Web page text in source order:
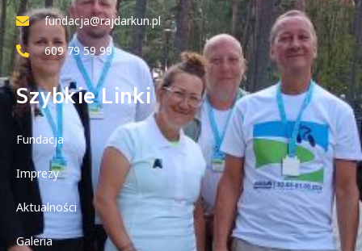
fundacja@rajdarkun.pl
609 79 59 99
Szybkie Linki
Fundacja
Imprezy
Aktualności
Galeria